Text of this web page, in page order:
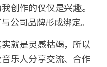
创作的仅仅是兴趣。
司品牌形成绑定。
就是灵感枯竭，所以
乐人分享交流、合作